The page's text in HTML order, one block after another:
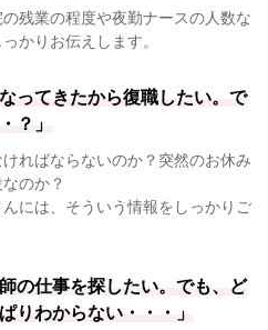
残業の程度や夜勤ナースの人数な
かりお伝えします。
ってきたから復職したい。で
？」
ればならないのか？突然のお休み
のか？
には、そういう情報をしっかりご
の仕事を探したい。でも、ど
りわからない・・・」